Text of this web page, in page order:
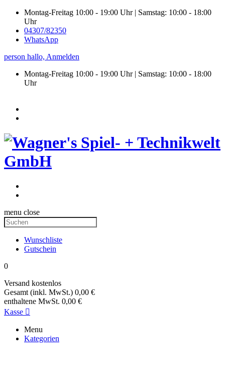
Montag-Freitag 10:00 - 19:00 Uhr | Samstag: 10:00 - 18:00
Uhr
04307/82350
WhatsApp
person hallo, Anmelden
Montag-Freitag 10:00 - 19:00 Uhr | Samstag: 10:00 - 18:00
Uhr
menu close
Wunschliste
Gutschein
0
Versand kostenlos
Gesamt (inkl. MwSt.) 0,00 €
enthaltene MwSt. 0,00 €
Kasse 
Menu
Kategorien